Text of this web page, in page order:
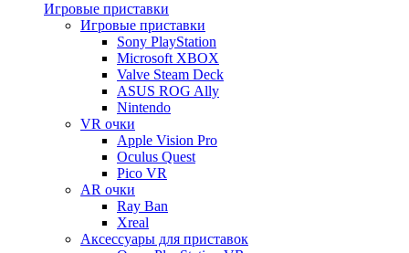
Игровые приставки
Игровые приставки
Sony PlayStation
Microsoft XBOX
Valve Steam Deck
ASUS ROG Ally
Nintendo
VR очки
Apple Vision Pro
Oculus Quest
Pico VR
AR очки
Ray Ban
Xreal
Аксессуары для приставок